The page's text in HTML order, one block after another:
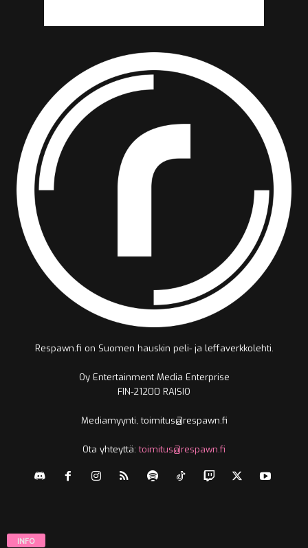
Respawn.fi on Suomen hauskin peli- ja leffaverkkolehti.
Oy Entertainment Media Enterprise
FIN-21200 RAISIO
Mediamyynti, toimitus@respawn.fi
Ota yhteyttä:toimitus@respawn.fi
INFO